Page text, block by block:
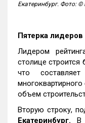
Екатеринбург. Фото:
Пятерка лидеров
Лидером
столице
что
многоквартирного
объем
Вторую строку,
Екатеринбург. В